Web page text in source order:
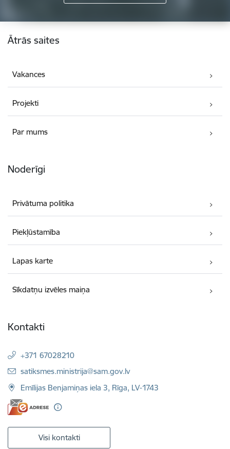
Kājene
Ātrās saites
Vakances
Projekti
Par mums
Noderīgi
Privātuma politika
Piekļūstamība
Lapas karte
Sīkdatņu izvēles maiņa
Kontakti
+371 67028210
E-pasts:
satiksmes.ministrija@sam.gov.lv
Emīlijas Benjamiņas iela 3, Rīga, LV-1743
Visi kontakti